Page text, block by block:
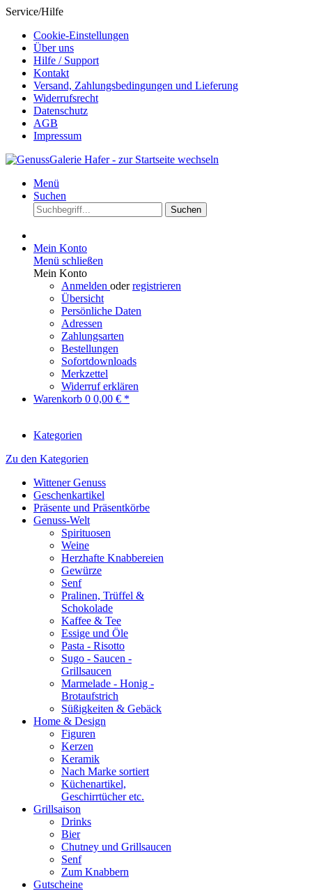
Service/Hilfe
Cookie-Einstellungen
Über uns
Hilfe / Support
Kontakt
Versand, Zahlungsbedingungen und Lieferung
Widerrufsrecht
Datenschutz
AGB
Impressum
Menü
Suchen
Suchen
Mein Konto
Menü schließen
Mein Konto
Anmelden oderregistrieren
Übersicht
Persönliche Daten
Adressen
Zahlungsarten
Bestellungen
Sofortdownloads
Merkzettel
Widerruf erklären
Warenkorb 0 0,00 € *
Kategorien
Zu den Kategorien
Wittener Genuss
Geschenkartikel
Präsente und Präsentkörbe
Genuss-Welt
Spirituosen
Weine
Herzhafte Knabbereien
Gewürze
Senf
Pralinen, Trüffel &
Schokolade
Kaffee & Tee
Essige und Öle
Pasta - Risotto
Sugo - Saucen -
Grillsaucen
Marmelade - Honig -
Brotaufstrich
Süßigkeiten & Gebäck
Home & Design
Figuren
Kerzen
Keramik
Nach Marke sortiert
Küchenartikel,
Geschirrtücher etc.
Grillsaison
Drinks
Bier
Chutney und Grillsaucen
Senf
Zum Knabbern
Gutscheine